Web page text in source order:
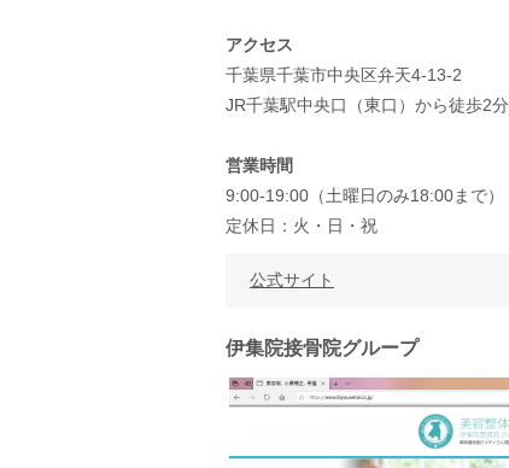
アクセス
千葉県千葉市中央区弁天4-13-2
JR千葉駅中央口（東口）から徒歩2分
営業時間
9:00-19:00（土曜日のみ18:00まで）
定休日：火・日・祝
公式サイト
伊集院接骨院グループ